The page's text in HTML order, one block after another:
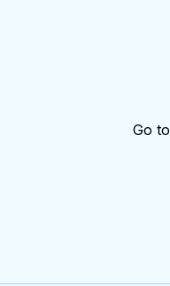
Go to